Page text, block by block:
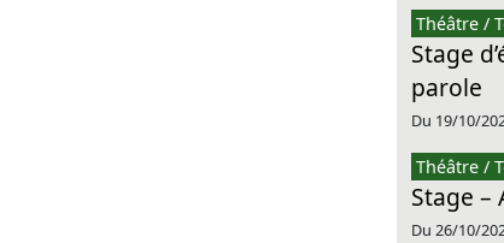
Théâtre /
Stage
parole
Du 19/10/
Théâtre /
Stage –
Du 26/10/